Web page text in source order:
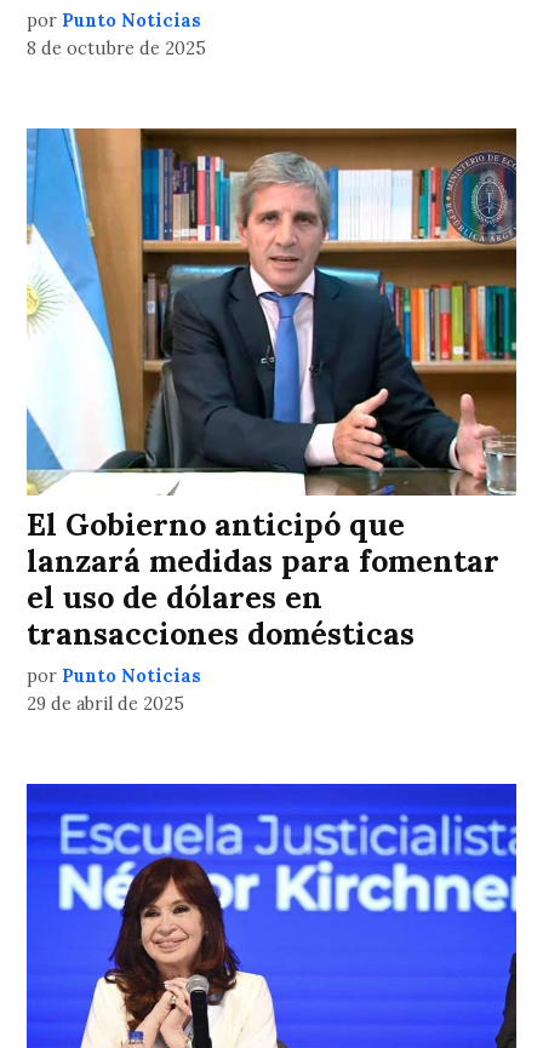
por Punto Noticias
8 de octubre de 2025
El Gobierno anticipó que
lanzará medidas para fomentar
el uso de dólares en
transacciones domésticas
por Punto Noticias
29 de abril de 2025